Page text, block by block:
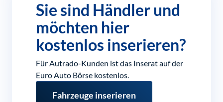
Sie sind Händler und
möchten hier
kostenlos inserieren?
Für Autrado-Kunden ist das Inserat auf der
Euro Auto Börse kostenlos.
Fahrzeuge inserieren